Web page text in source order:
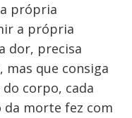
própria
a própria
dor, precisa
mas que consiga
corpo, cada
da morte fez com